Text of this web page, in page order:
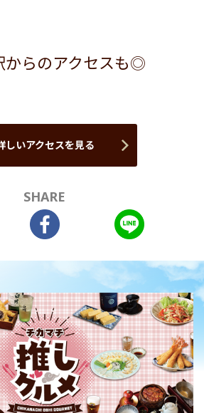
からのアクセスも◎
しいアクセスを見る
SHARE